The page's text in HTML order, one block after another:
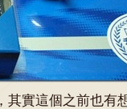
其實這個之前也有